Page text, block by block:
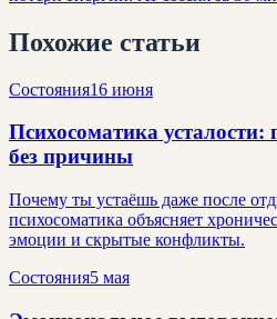
Похожие статьи
Состояния16 июня
Психосоматика
без причины
Почему ты устаёшь даже после
психосоматика объясняет
эмоции и скрытые конфликты.
Состояния5 мая